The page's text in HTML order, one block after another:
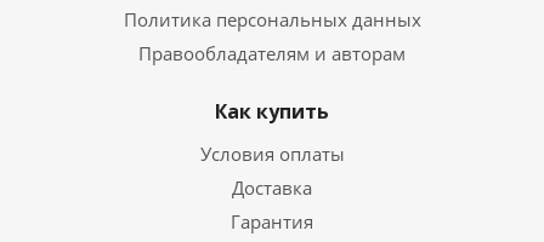
Политика персональных данных
Правообладателям и авторам
Как купить
Условия оплаты
Доставка
Гарантия